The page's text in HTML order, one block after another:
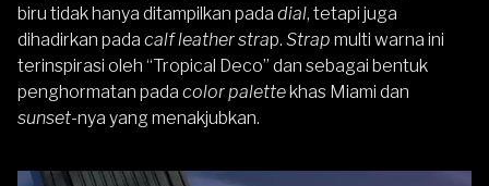
biru tidak hanya ditampilkan pada dial, tetapi juga
dihadirkan pada calf leather strap. Strap multi warna ini
terinspirasi oleh “Tropical Deco” dan sebagai bentuk
penghormatan pada color palettekhas Miami dan
sunset-nya yang menakjubkan.